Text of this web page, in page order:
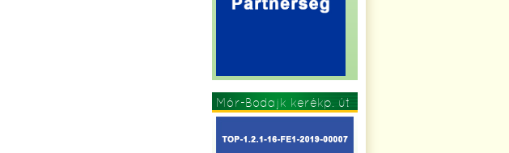
Mór-Bodajk kerékp. út